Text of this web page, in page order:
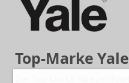
Top-Marke Yale